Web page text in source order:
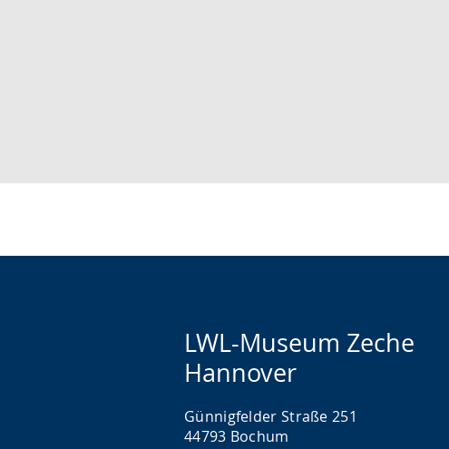
LWL-Museum Zeche
Hannover
Günnigfelder Straße 251
44793 Bochum